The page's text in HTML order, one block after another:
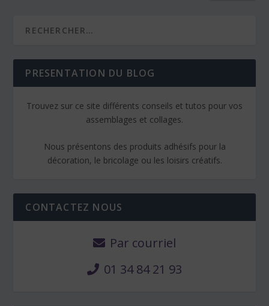
PRESENTATION DU BLOG
Trouvez sur ce site différents conseils et tutos pour vos
assemblages et collages.
Nous présentons des produits adhésifs pour la
décoration, le bricolage ou les loisirs créatifs.
CONTACTEZ NOUS
Par courriel
01 34 84 21 93